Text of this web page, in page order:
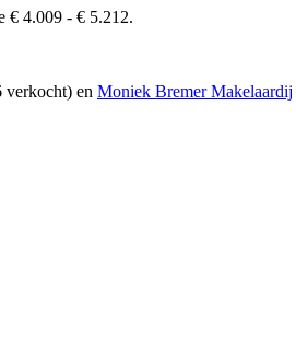
€ 4.009 - € 5.212.
verkocht) en Moniek Bremer Makelaardij